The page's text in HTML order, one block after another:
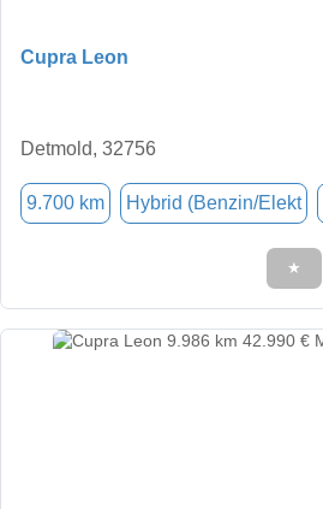
Cupra Leon
Detmold, 32756
9.700 km Hybrid (Benzin/Elekt
★